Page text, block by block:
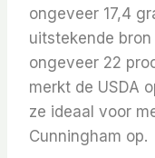
ongeveer 17,4
uitstekende
ongeveer 22
merkt de USDA
ze ideaal voor
Cunningham op.